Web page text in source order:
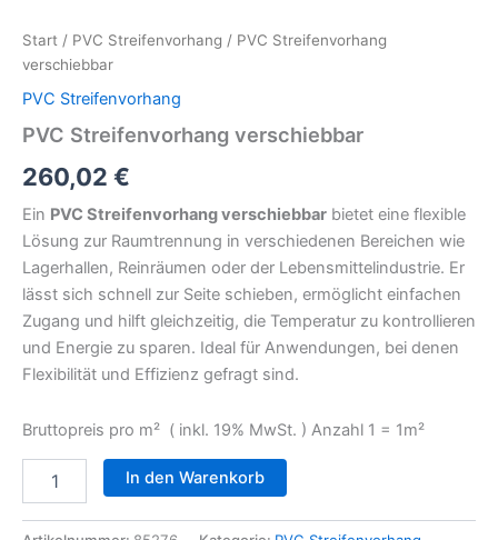
Start / PVC Streifenvorhang / PVC Streifenvorhang
verschiebbar
PVC Streifenvorhang
PVC Streifenvorhang verschiebbar
260,02 €
Ein PVC Streifenvorhang verschiebbar bietet eine flexible
Lösung zur Raumtrennung in verschiedenen Bereichen wie
Lagerhallen, Reinräumen oder der Lebensmittelindustrie. Er
lässt sich schnell zur Seite schieben, ermöglicht einfachen
Zugang und hilft gleichzeitig, die Temperatur zu kontrollieren
und Energie zu sparen. Ideal für Anwendungen, bei denen
Flexibilität und Effizienz gefragt sind.
Bruttopreis pro m² ( inkl. 19% MwSt. ) Anzahl 1 = 1m²
In den Warenkorb